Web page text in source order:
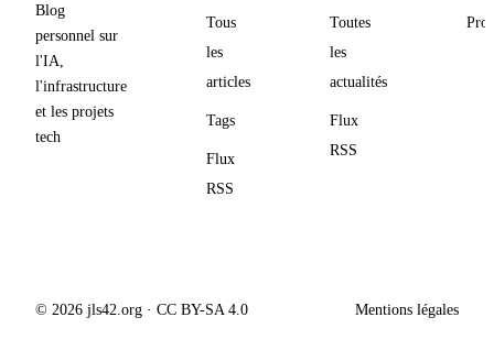
Blog
personnel sur
l'IA,
l'infrastructure
et les projets
tech
Tous
les
articles
Tags
Flux
RSS
Toutes
les
actualités
Flux
RSS
© 2026 jls42.org · CC BY-SA 4.0 Mentions légales